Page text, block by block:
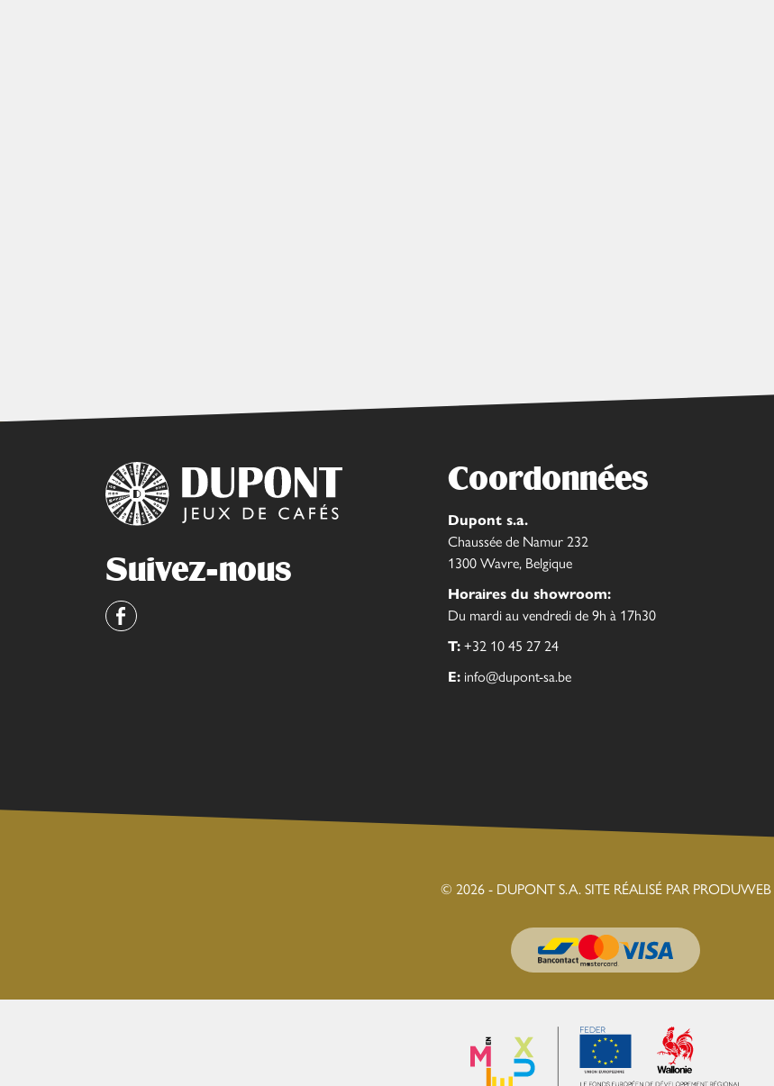
Coordonnées
Dupont s.a.
Chaussée de Namur 232
1300 Wavre, Belgique
Horaires du showroom:
Du mardi au vendredi de 9h à 17h30
T: +32 10 45 27 24
E: info@dupont-sa.be
Suivez-nous
Facebook
© 2026 - DUPONT S.A. SITE RÉALISÉ PAR PRODUWEB